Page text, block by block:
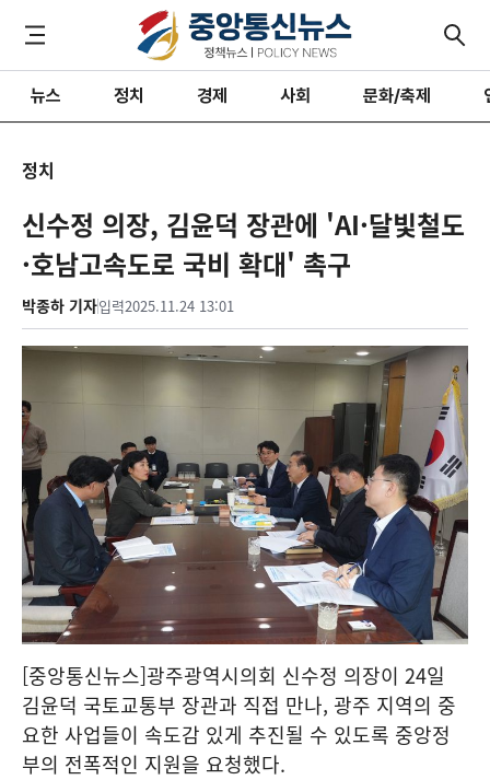
뉴스 정치 경제 사회 문화/축제
정치
신수정 의장, 김윤덕 장관에 'AI·달빛철도
·호남고속도로 국비 확대' 촉구
박종하 기자입력2025.11.24 13:01
[중앙통신뉴스]광주광역시의회 신수정 의장이 24일
김윤덕 국토교통부 장관과 직접 만나, 광주 지역의 중
요한 사업들이 속도감 있게 추진될 수 있도록 중앙정
부의 전폭적인 지원을 요청했다.